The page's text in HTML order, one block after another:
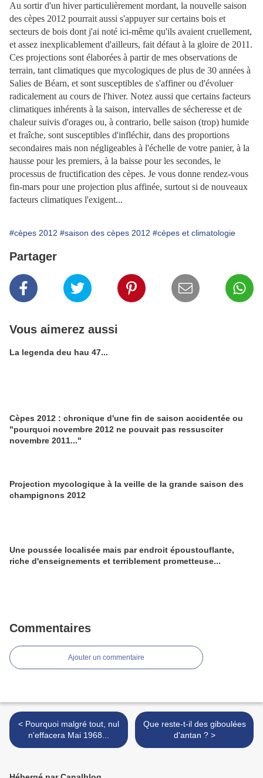
Au sortir d'un hiver particulièrement mordant, la nouvelle saison
des cèpes 2012 pourrait aussi s'appuyer sur certains bois et
secteurs de bois dont j'ai noté ici-même qu'ils avaient cruellement,
et assez inexplicablement d'ailleurs, fait défaut à la gloire de 2011.
Ces projections sont élaborées à partir de mes observations de
terrain, tant climatiques que mycologiques de plus de 30 années à
Salies de Béarn, et sont susceptibles de s'affiner ou d'évoluer
radicalement au cours de l'hiver. Notez aussi que certains facteurs
climatiques inhérents à la saison, intervalles de sécheresse et de
chaleur suivis d'orages ou, à contrario, belle saison (trop) humide
et fraîche, sont susceptibles d'infléchir, dans des proportions
secondaires mais non négligeables à l'échelle de votre panier, à la
hausse pour les premiers, à la baisse pour les secondes, le
processus de fructification des cèpes. Je vous donne rendez-vous
fin-mars pour une projection plus affinée, surtout si de nouveaux
facteurs climatiques l'exigent...
#cèpes 2012 #saison des cèpes 2012 #cèpes et climatologie
Partager
Vous aimerez aussi
La legenda deu hau 47...
Cèpes 2012 : chronique d'une fin de saison accidentée ou
"pourquoi novembre 2012 ne pouvait pas ressusciter
novembre 2011..."
Projection mycologique à la veille de la grande saison des
champignons 2012
Une poussée localisée mais par endroit époustouflante,
riche d'enseignements et terriblement prometteuse...
Commentaires
Ajouter un commentaire
< Pourquoi malgré tout, nul
n'effacera Mai 1968...
Que reste-t-il des giboulées
d'antan ? >